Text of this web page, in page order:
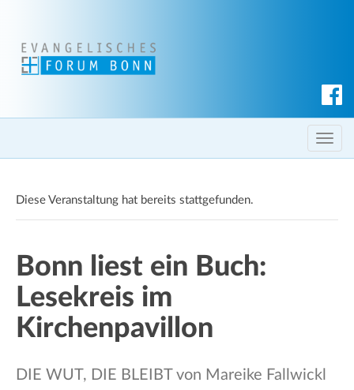
c
h T
o
l
t
Diese Veranstaltung hat bereits stattgefunden.
Bonn liest ein Buch:
Lesekreis im
Kirchenpavillon
DIE WUT, DIE BLEIBT von Mareike Fallwickl